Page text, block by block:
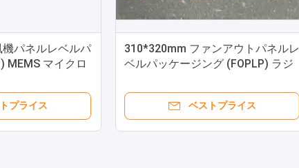
パネルレベルパ
MEMS マイクロ
プライス
310*320mm ファンアウトパネルレ
ベルパッケージング (FOPLP) ラジ
ベストプライス